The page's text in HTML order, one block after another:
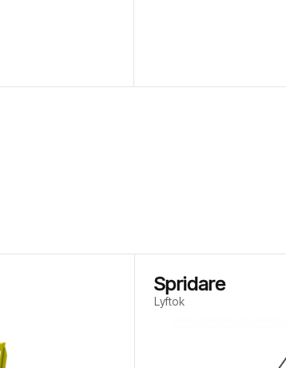
Spridare
Lyftok